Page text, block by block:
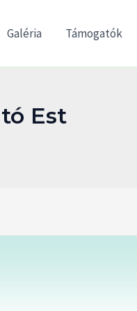
Galéria Támogatók
Est